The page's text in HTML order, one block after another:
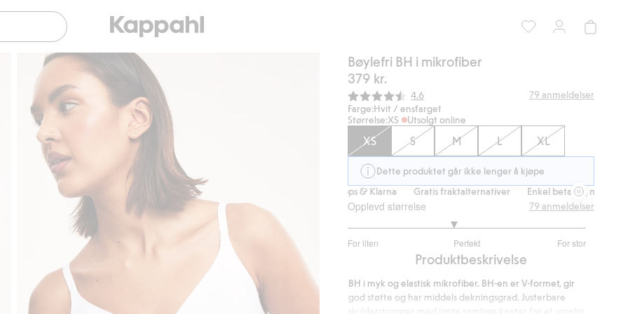
Bøylefri BH i mikrofiber
379 kr.
Gjennomsnittskarakter:
4.6 79 anmeldelser
Farge:Hvit / ensfarget
Størrelse:XS Utsolgt online
XS S M L XL
Dette produktet går ikke lenger å kjøpe
Gratis fraktalternativer
Enkel betaling med Vipps & Klarna Gratis fraktalternativer Enkel betaling med Vipps &
Opplevd størrelse
For liten Perfekt For stor
av
65
stemmer
79 anmeldelser
Produktbeskrivelse
BH i myk og elastisk mikrofiber. BH-en er V-formet, gir
god støtte og har middels dekningsgrad. Justerbare